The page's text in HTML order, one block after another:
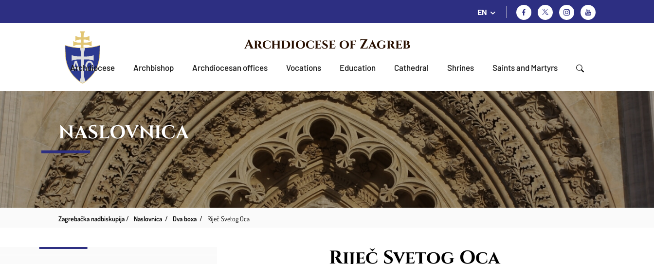
EN
Archdiocese of Zagreb
Archdiocese Archbishop Archdiocesan offices Vocations Education Cathedral Shrines Saints and Martyrs
NASLOVNICA
Zagrebačka nadbiskupija Naslovnica Dva boxa Riječ Svetog Oca
Riječ Svetog Oca